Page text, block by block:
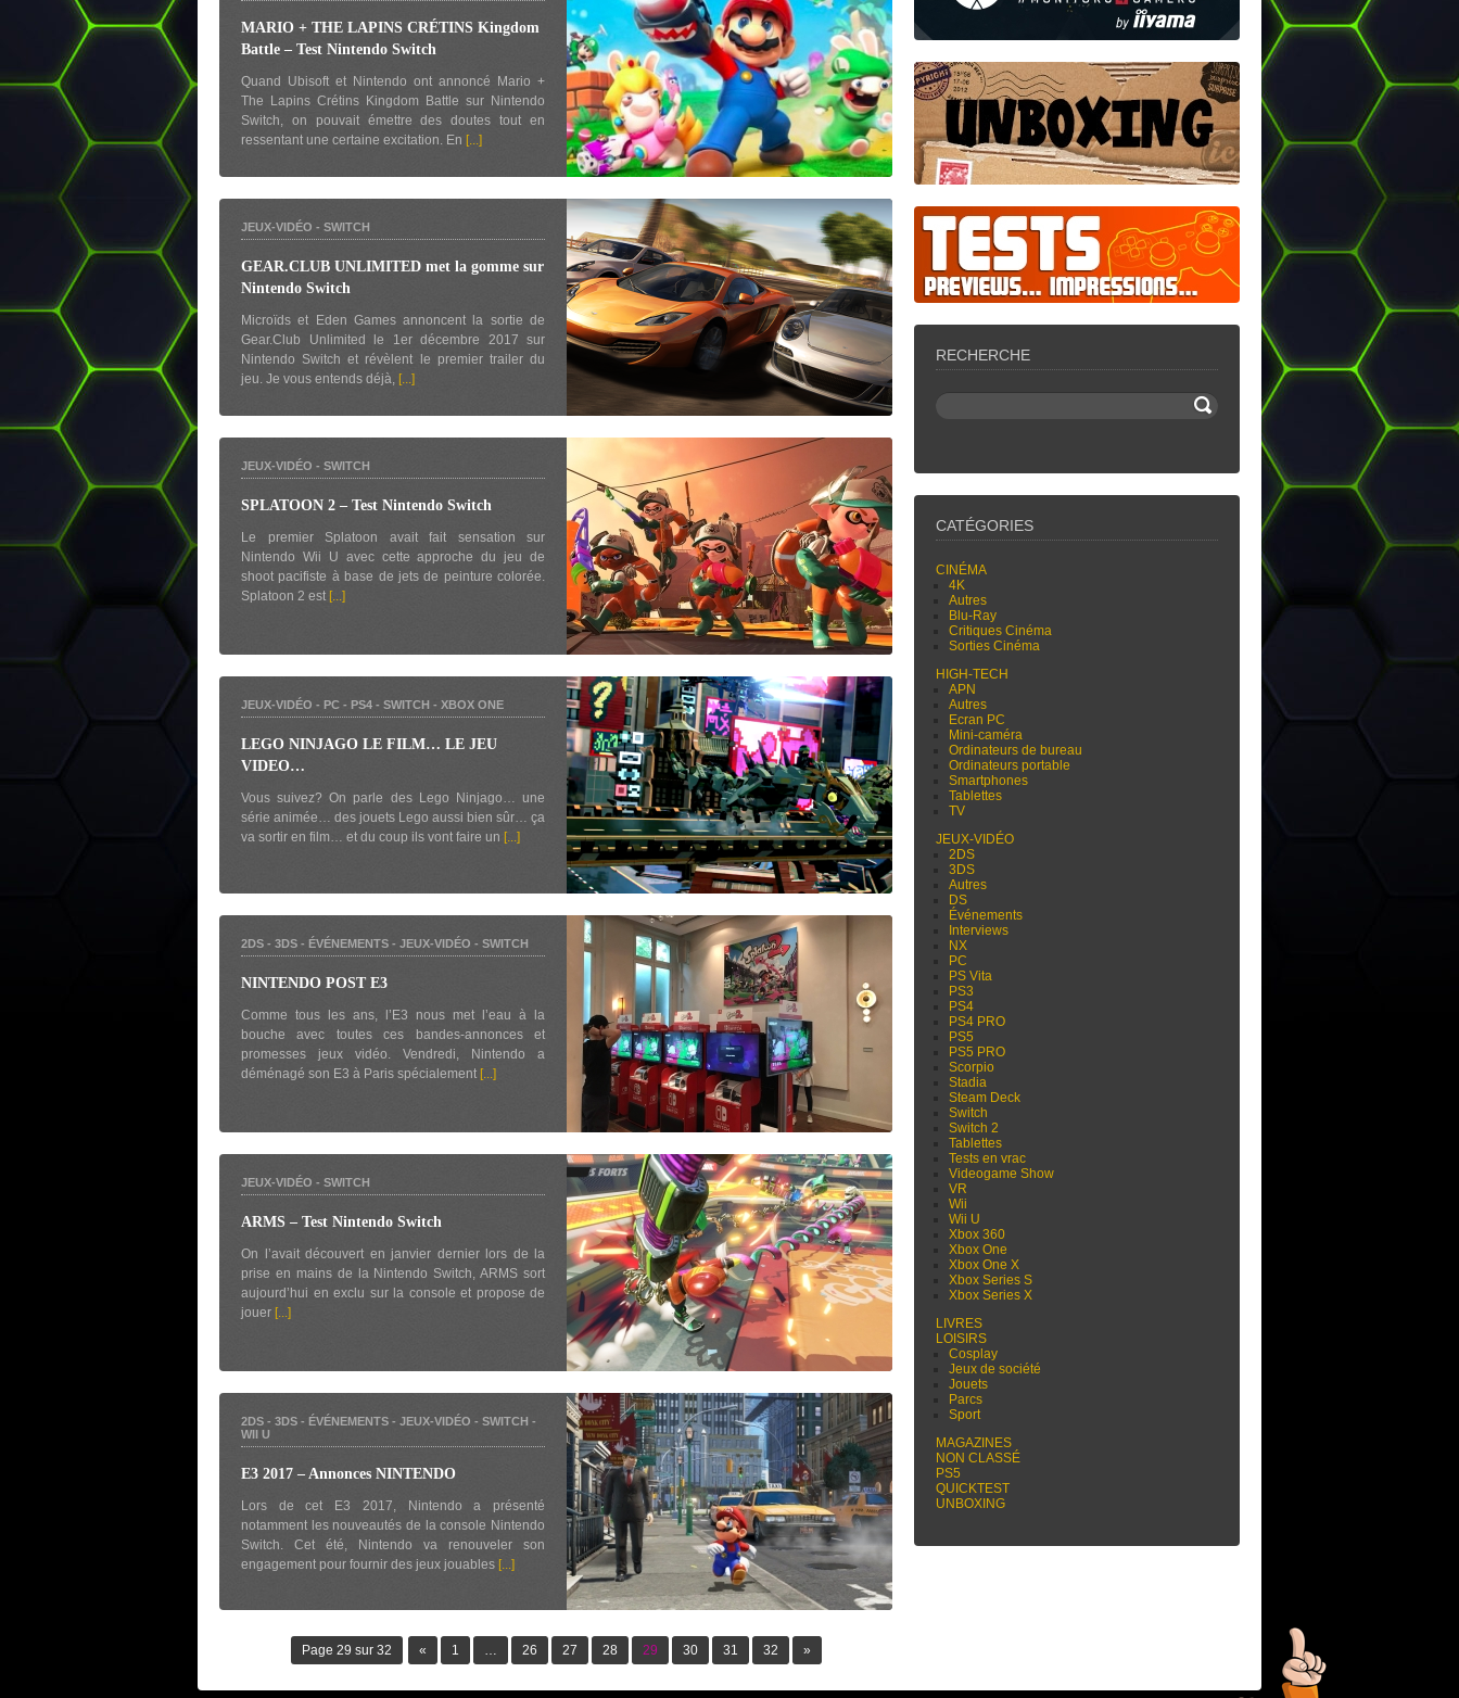
MARIO + THE LAPINS CRÉTINS Kingdom
Battle – Test Nintendo Switch
Quand Ubisoft et Nintendo ont annoncé Mario +
The Lapins Crétins Kingdom Battle sur Nintendo
Switch, on pouvait émettre des doutes tout en
ressentant une certaine excitation. En [...]
JEUX-VIDÉO - SWITCH
GEAR.CLUB UNLIMITED met la gomme sur
Nintendo Switch
Microïds et Eden Games annoncent la sortie de
Gear.Club Unlimited le 1er décembre 2017 sur
Nintendo Switch et révèlent le premier trailer du
jeu. Je vous entends déjà, [...]
JEUX-VIDÉO - SWITCH
SPLATOON 2 – Test Nintendo Switch
Le premier Splatoon avait fait sensation sur
Nintendo Wii U avec cette approche du jeu de
shoot pacifiste à base de jets de peinture colorée.
Splatoon 2 est [...]
JEUX-VIDÉO - PC - PS4 - SWITCH - XBOX ONE
LEGO NINJAGO LE FILM… LE JEU
VIDEO…
Vous suivez? On parle des Lego Ninjago… une
série animée… des jouets Lego aussi bien sûr… ça
va sortir en film… et du coup ils vont faire un [...]
2DS - 3DS - ÉVÉNEMENTS - JEUX-VIDÉO - SWITCH
NINTENDO POST E3
Comme tous les ans, l’E3 nous met l’eau à la
bouche avec toutes ces bandes-annonces et
promesses jeux vidéo. Vendredi, Nintendo a
déménagé son E3 à Paris spécialement [...]
JEUX-VIDÉO - SWITCH
ARMS – Test Nintendo Switch
On l’avait découvert en janvier dernier lors de la
prise en mains de la Nintendo Switch, ARMS sort
aujourd’hui en exclu sur la console et propose de
jouer [...]
2DS - 3DS - ÉVÉNEMENTS - JEUX-VIDÉO - SWITCH -
WII U
E3 2017 – Annonces NINTENDO
Lors de cet E3 2017, Nintendo a présenté
notamment les nouveautés de la console Nintendo
Switch. Cet été, Nintendo va renouveler son
engagement pour fournir des jeux jouables [...]
Page 29 sur 32 « 1 … 26 27 28 29 30 31 32 »
RECHERCHE
CATÉGORIES
CINÉMA
4K
Autres
Blu-Ray
Critiques Cinéma
Sorties Cinéma
HIGH-TECH
APN
Autres
Ecran PC
Mini-caméra
Ordinateurs de bureau
Ordinateurs portable
Smartphones
Tablettes
TV
JEUX-VIDÉO
2DS
3DS
Autres
DS
Événements
Interviews
NX
PC
PS Vita
PS3
PS4
PS4 PRO
PS5
PS5 PRO
Scorpio
Stadia
Steam Deck
Switch
Switch 2
Tablettes
Tests en vrac
Videogame Show
VR
Wii
Wii U
Xbox 360
Xbox One
Xbox One X
Xbox Series S
Xbox Series X
LIVRES
LOISIRS
Cosplay
Jeux de société
Jouets
Parcs
Sport
MAGAZINES
NON CLASSÉ
PS5
QUICKTEST
UNBOXING